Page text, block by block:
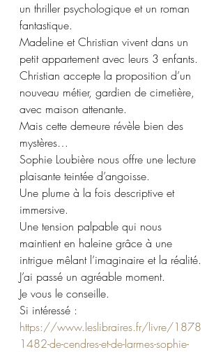
un thriller psychologique et un roman
fantastique.
Madeline et Christian vivent dans un
petit appartement avec leurs 3 enfants.
Christian accepte la proposition d’un
nouveau métier, gardien de cimetière,
avec maison attenante.
Mais cette demeure révèle bien des
mystères…
Sophie Loubière nous offre une lecture
plaisante teintée d’angoisse.
Une plume à la fois descriptive et
immersive.
Une tension palpable qui nous
maintient en haleine grâce à une
intrigue mêlant l’imaginaire et la réalité.
J’ai passé un agréable moment.
Je vous le conseille.
Si intéressé :
https://www.leslibraires.fr/livre/1878
1482-de-cendres-et-de-larmes-sophie-